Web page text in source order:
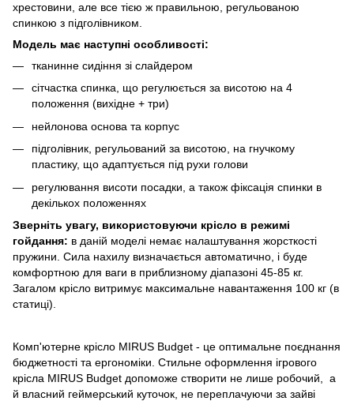
хрестовини, але все тією ж правильною, регульованою
спинкою з підголівником.
Модель має наступні особливості:
тканинне сидіння зі слайдером
сітчастка спинка, що регулюється за висотою на 4
положення (вихідне + три)
нейлонова основа та корпус
підголівник, регульований за висотою, на гнучкому
пластику, що адаптується під рухи голови
регулювання висоти посадки, а також фіксація спинки в
декількох положеннях
Зверніть увагу, використовуючи крісло в режимі
гойдання: в даній моделі немає налаштування жорсткості
пружини. Сила нахилу визначається автоматично, і буде
комфортною для ваги в приблизному діапазоні 45-85 кг.
Загалом крісло витримує максимальне навантаження 100 кг (в
статиці).
Комп'ютерне крісло MIRUS Budget - це оптимальне поєднання
бюджетності та ергономіки. Стильне оформлення ігрового
крісла MIRUS Budget допоможе створити не лише робочий, а
й власний геймерський куточок, не переплачуючи за зайві